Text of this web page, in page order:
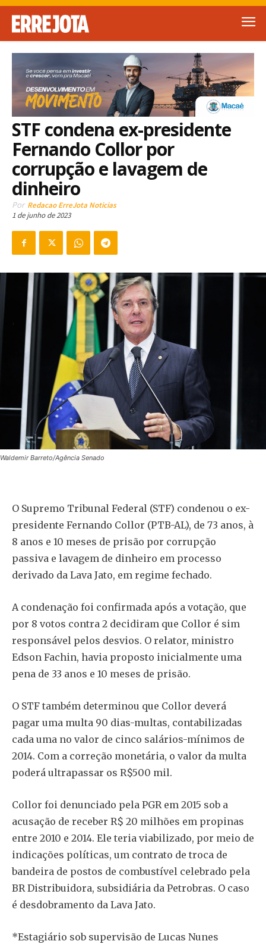
STF condena ex-presidente
Fernando Collor por
corrupção e lavagem de
dinheiro
Por Redacao ErreJota Noticias
1 de junho de 2023
Waldemir Barreto/Agência Senado
O Supremo Tribunal Federal (STF) condenou o ex-
presidente Fernando Collor (PTB-AL), de 73 anos, à
8 anos e 10 meses de prisão por corrupção
passiva e lavagem de dinheiro em processo
derivado da Lava Jato, em regime fechado.
A condenação foi confirmada após a votação, que
por 8 votos contra 2 decidiram que Collor é sim
responsável pelos desvios. O relator, ministro
Edson Fachin, havia proposto inicialmente uma
pena de 33 anos e 10 meses de prisão.
O STF também determinou que Collor deverá
pagar uma multa 90 dias-multas, contabilizadas
cada uma no valor de cinco salários-mínimos de
2014. Com a correção monetária, o valor da multa
poderá ultrapassar os R$500 mil.
Collor foi denunciado pela PGR em 2015 sob a
acusação de receber R$ 20 milhões em propinas
entre 2010 e 2014. Ele teria viabilizado, por meio de
indicações políticas, um contrato de troca de
bandeira de postos de combustível celebrado pela
BR Distribuidora, subsidiária da Petrobras. O caso
é desdobramento da Lava Jato.
*Estagiário sob supervisão de Lucas Nunes